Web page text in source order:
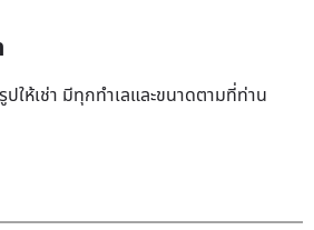
ปให้เช่า มีทุกทำเล​และขนาดตามที่ท่าน